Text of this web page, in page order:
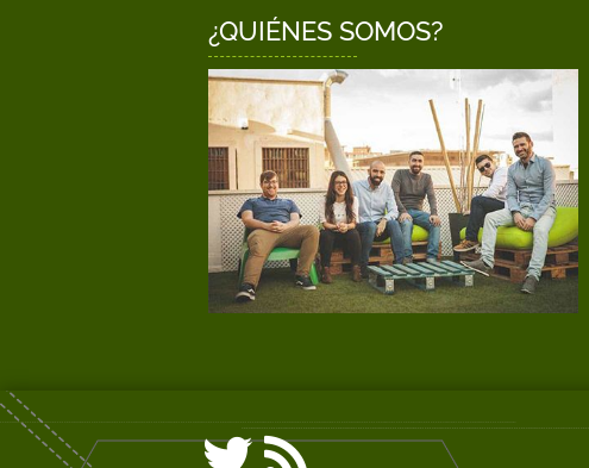
¿QUIÉNES SOMOS?